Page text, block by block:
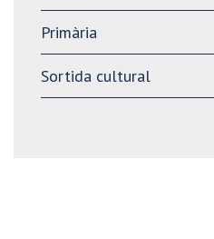
Primària
Sortida cultural